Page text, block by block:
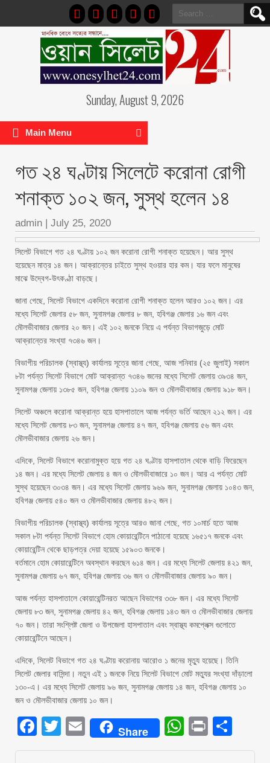
Search
for:
Sunday, August 9, 2026
Main Menu
গত ২৪ ঘণ্টায় সিলেটে করোনা রোগী
শনাক্ত ১০২ জন, সুস্থ হলেন ১৪
admin | July 25, 2020
সিলেট বিভাগে গত ২৪ ঘণ্টায় ১০২ জন করোনা রোগী শনাক্ত হয়েছেন। আর সুস্থ
হয়েছেন মাত্র ১৪ জন। আক্রান্তের চাইতে সুস্থ হওয়ার হার কম। যার ফলে মানুষের
মাঝে উদ্বেগ-উৎকণ্ঠা বাড়ছে।
জানা গেছে, সিলেট বিভাগে একদিনে করোনা রোগী শনাক্ত হলেন আরও ১০২ জন। এর
মধ্যে সিলেট জেলার ৫৮ জন, সুনামগঞ্জ জেলার ৮ জন, হবিগঞ্জ জেলার ১৬ জন এবং
মৌলভীবাজার জেলার ২০ জন। এই ১০২ জনকে নিয়ে এ পর্যন্ত বিভাগজুড়ে মোট
আক্রান্তের সংখ্যা ৭৩৪৬ জন।
বিভাগীয় পরিচালক (স্বাস্থ্য) কার্যালয় সূত্রে জানা গেছে, আজ শনিবার (২৫ জুলাই) সকাল
৮টা পর্যন্ত সিলেট বিভাগে মোট আক্রান্ত ৭৩৪৬ জনের মধ্যে সিলেট জেলায় ৩৯৩৪ জন,
সুনামগঞ্জ জেলায় ১৩৮৫ জন, হবিগঞ্জ জেলায় ১১০৯ জন ও মৌলভীবাজার জেলায় ৯১৮ জন।
সিলেট অঞ্চলে করোনা আক্রান্ত হয়ে হাসপাতালে আজ পর্যন্ত ভর্তি আছেন ২১২ জন। এর
মধ্যে সিলেট জেলায় ৮৩ জন, সুনামগঞ্জ জেলায় ৪৭ জন, হবিগঞ্জ জেলায় ৫৬ জন এবং
মৌলভীবাজার জেলায় ২৬ জন।
এদিকে, সিলেট বিভাগে করোনামুক্ত হয়ে গত ২৪ ঘণ্টায় হাসপাতাল থেকে বাড়ি ফিরেছেন
১৪ জন। এর মধ্যে সিলেট জেলায় ৪ জন ও মৌলভীবাজারে ১০ জন। আর এ পর্যন্ত মোট
সুস্থ হয়েছেন ৩০৩৪ জন। এর মধ্যে সিলেট জেলায় ৯৬৯ জন, সুনামগঞ্জ জেলায় ১০৪৩ জন,
হবিগঞ্জ জেলায় ৫৪০ জন ও মৌলভীবাজার জেলায় ৪৮২ জন।
বিভাগীয় পরিচালক (স্বাস্থ্য) কার্যালয় সূত্রে আরও জানা গেছে, গত ১০মার্চ হতে আজ
সকাল ৮টা পর্যন্ত সিলেট বিভাগে হোম কোয়ারেন্টিনে পাঠানো হয়েছে ১৬৫১৭ জনকে এবং
কোয়ারেন্টিন থেকে ছাড়পত্র দেয়া হয়েছে ১৫৯০৩ জনকে।
বর্তমানে হোম কোয়ারেন্টিনে অবস্থান করছেন ৬১৪ জন। এর মধ্যে সিলেট জেলায় ৪২১ জন,
সুনামগঞ্জ জেলায় ৬৭ জন, হবিগঞ্জ জেলায় ৩৬ জন ও মৌলভীবাজার জেলায় ৯০ জন।
আজ পর্যন্ত হাসপাতালে কোয়ারেন্টিনরত আছেন বিভাগের ৩৩৮ জন। এর মধ্যে সিলেট
জেলায় ৮৩ জন, সুনামগঞ্জ জেলায় ৪২ জন, হবিগঞ্জ জেলায় ১৪৩ জন ও মৌলভীবাজার জেলায়
৭০ জন। তারা সংশ্লিষ্ট জেলা ও উপজেলা হাসপাতাল এবং স্বাস্থ্য কমপ্লেক্স গুলোতে
কোয়ারেন্টিনে আছেন।
এদিকে, সিলেট বিভাগে গত ২৪ ঘণ্টায় করোনায় আরোও ১ জনের মৃত্যু হয়েছে। তিনি
সিলেট জেলার বাসিন্দা। নতুন এই ১ জনকে নিয়ে সিলেট বিভাগে মোট মত্যুর সংখ্যা দাঁড়ালো
১৩০-এ। এর মধ্যে সিলেট জেলায় ৯৬ জন, সুনামগঞ্জ জেলায় ১৪ জন, হবিগঞ্জ জেলায় ১০
জন ও মৌলভীবাজার জেলায় ১০ জন।
Facebook
Twitter
EmailShare Print